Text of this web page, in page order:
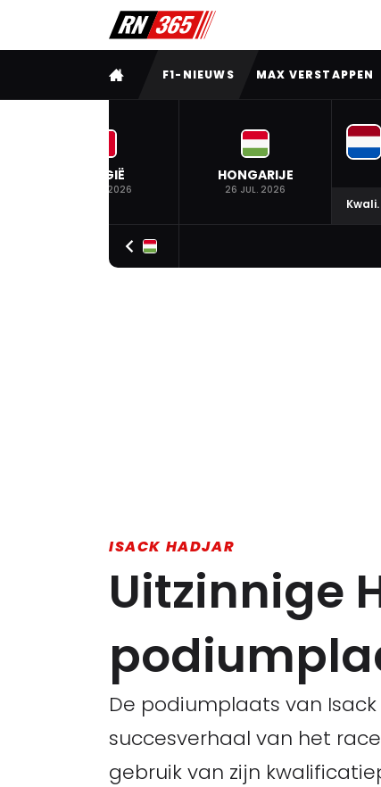
VOLLEDIG MENU
F1-NIEUWS MAX VERSTAPPEN
BELGIË
19 JUL. 2026
HONGARIJE
26 JUL. 2026
Kwali.
ISACK HADJAR
Uitzinnige
De podiumplaats van
succesverhaal van het
gebruik van zijn